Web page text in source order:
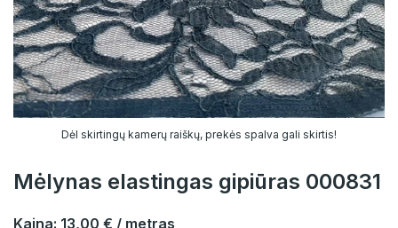
Dėl skirtingų kamerų raiškų, prekės spalva gali skirtis!
Mėlynas elastingas gipiūras 000831
Kaina: 13,00 € / metras